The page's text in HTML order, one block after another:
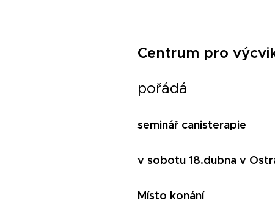
Centrum pro
pořádá
seminář canisterapie
v sobotu 18.dubna v
Místo konání